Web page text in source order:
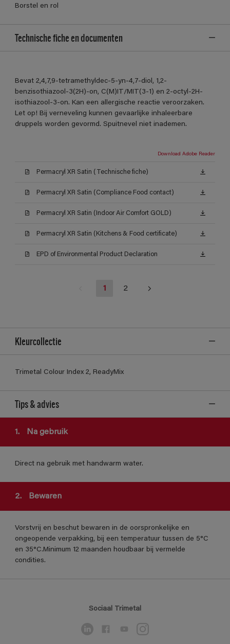
Borstel en rol
Technische fiche en documenten
Bevat 2,4,7,9-tetramethyldec-5-yn-4,7-diol, 1,2-
benzisothiazool-3(2H)-on, C(M)IT/MIT(3-1) en 2-octyl-2H-
isothiazool-3-on. Kan een allergische reactie veroorzaken.
Let op! Bij verneveling kunnen gevaarlijke inhaleerbare
druppels worden gevormd. Spuitnevel niet inademen.
Download Adobe Reader
Permacryl XR Satin (Technische fiche)
Permacryl XR Satin (Compliance Food contact)
Permacryl XR Satin (Indoor Air Comfort GOLD)
Permacryl XR Satin (Kitchens & Food certificate)
EPD of Environmental Product Declaration
1 2
Kleurcollectie
Trimetal Colour Index 2, ReadyMix
Tips & advies
1. Na gebruik
Direct na gebruik met handwarm water.
2. Bewaren
Vorstvrij en beschut bewaren in de oorspronkelijke en
ongeopende verpakking, bij een temperatuur tussen de 5°C
en 35°C.Minimum 12 maanden houdbaar bij vermelde
condities.
Sociaal Trimetal